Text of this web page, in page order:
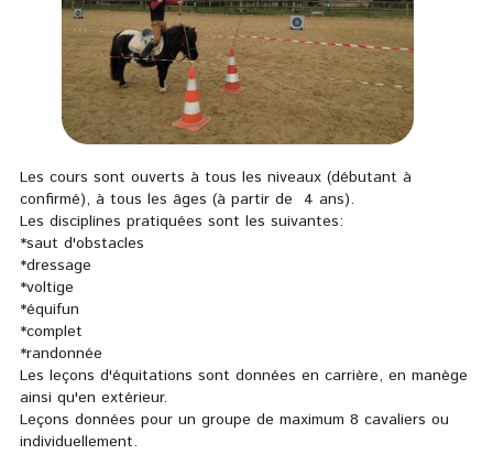
Les cours sont ouverts à tous les niveaux (débutant à
confirmé), à tous les âges (à partir de 4 ans).
Les disciplines pratiquées sont les suivantes:
*saut d'obstacles
*dressage
*voltige
*équifun
*complet
*randonnée
Les leçons d'équitations sont données en carrière, en manège
ainsi qu'en extérieur.
Leçons données pour un groupe de maximum 8 cavaliers ou
individuellement.